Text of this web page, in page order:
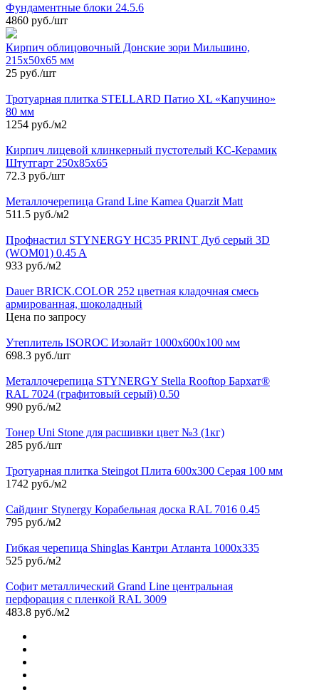
Фундаментные блоки 24.5.6
4860 руб./шт
Кирпич облицовочный Донские зори Мильшино,
215х50х65 мм
25 руб./шт
Тротуарная плитка STELLARD Патио XL «Капучино»
80 мм
1254 руб./м2
Кирпич лицевой клинкерный пустотелый КС-Керамик
Штутгарт 250х85х65
72.3 руб./шт
Металлочерепица Grand Line Kamea Quarzit Matt
511.5 руб./м2
Профнастил STYNERGY НС35 PRINT Дуб серый 3D
(WOM01) 0.45 A
933 руб./м2
Dauer BRICK.COLOR 252 цветная кладочная смесь
армированная, шоколадный
Цена по запросу
Утеплитель ISOROC Изолайт 1000х600х100 мм
698.3 руб./шт
Металлочерепица STYNERGY Stella Rooftop Бархат®
RAL 7024 (графитовый серый) 0.50
990 руб./м2
Тонер Uni Stone для расшивки цвет №3 (1кг)
285 руб./шт
Тротуарная плитка Steingot Плита 600х300 Серая 100 мм
1742 руб./м2
Сайдинг Stynergy Корабельная доска RAL 7016 0.45
795 руб./м2
Гибкая черепица Shinglas Кантри Атланта 1000х335
525 руб./м2
Софит металлический Grand Line центральная
перфорация с пленкой RAL 3009
483.8 руб./м2